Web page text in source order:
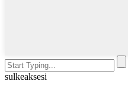
sulkeaksesi